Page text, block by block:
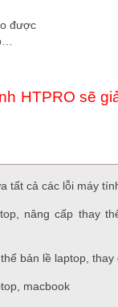
được
HTPRO sẽ
tất cả các lỗi máy
nâng cấp thay
bản lề laptop,
macbook